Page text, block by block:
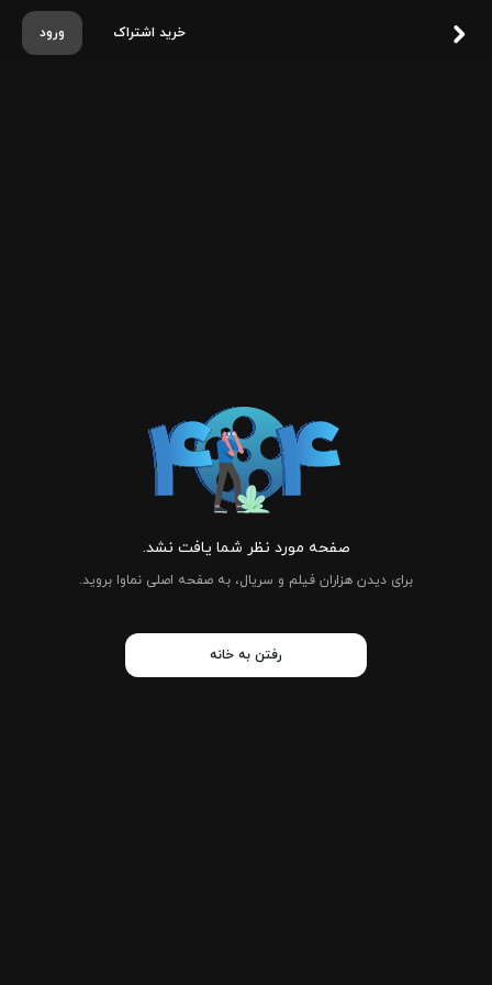
ورود خرید اشتراک
صفحه مورد نظر شما یافت نشد.
برای دیدن هزاران فیلم و سریال، به صفحه اصلی نماوا بروید.
رفتن به خانه